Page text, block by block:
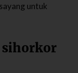
untuk
sihorkor